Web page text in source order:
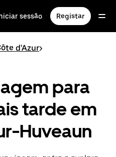
sessão Registar
d'Azur>
para
tarde em
Huveaun